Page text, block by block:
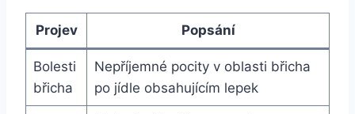
Projev Popsání
Bolesti
břicha
Nepříjemné pocity v oblasti břicha
po jídle obsahujícím lepek